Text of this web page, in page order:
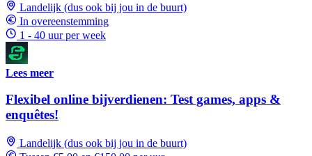
Landelijk (dus ook bij jou in de buurt)
In overeenstemming
1 - 40 uur per week
Lees meer
Flexibel online bijverdienen: Test games, apps &
enquêtes!
Landelijk (dus ook bij jou in de buurt)